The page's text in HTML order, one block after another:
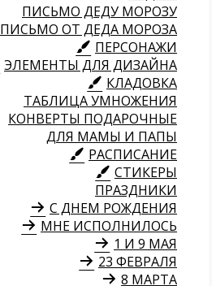
ПИСЬМО ДЕДУ МОРОЗУ
ПИСЬМО ОТ ДЕДА МОРОЗА
ПЕРСОНАЖИ
ЭЛЕМЕНТЫ ДЛЯ ДИЗАЙНА
КЛАДОВКА
ТАБЛИЦА УМНОЖЕНИЯ
КОНВЕРТЫ ПОДАРОЧНЫЕ
ДЛЯ МАМЫ И ПАПЫ
РАСПИСАНИЕ
СТИКЕРЫ
ПРАЗДНИКИ
С ДНЕМ РОЖДЕНИЯ
МНЕ ИСПОЛНИЛОСЬ
1 И 9 МАЯ
23 ФЕВРАЛЯ
8 МАРТА